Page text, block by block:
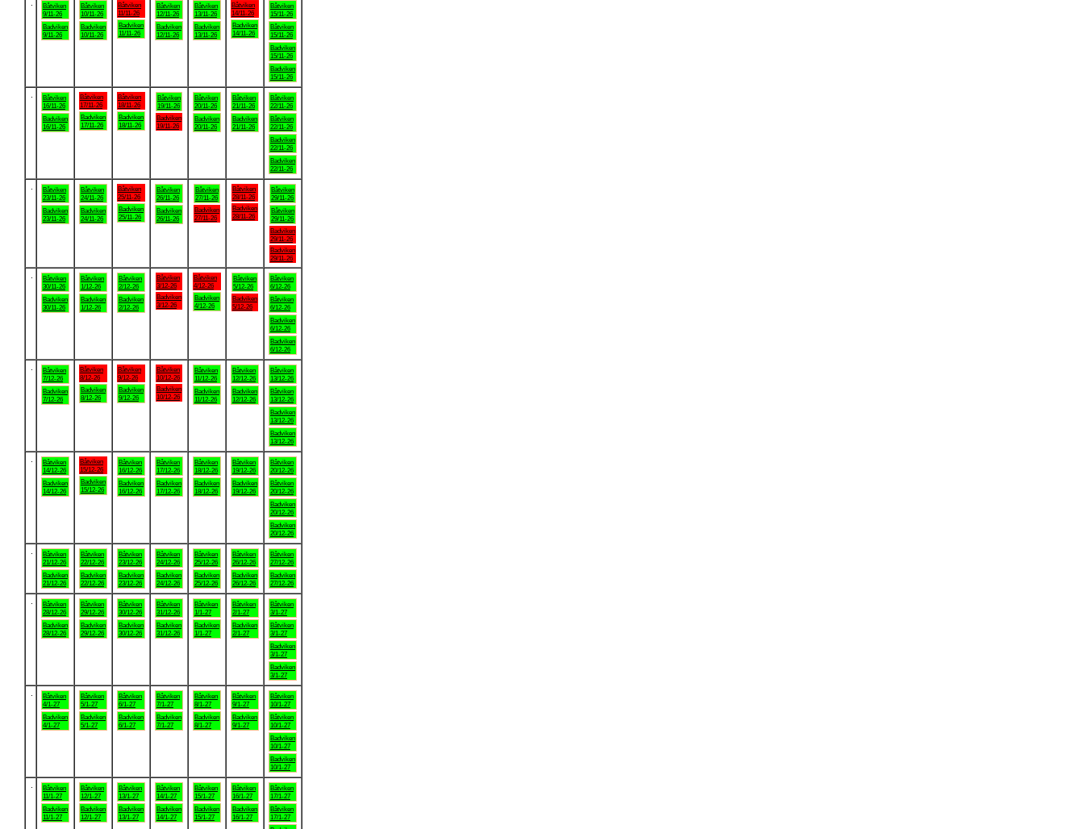
Båtviken
9/11-26
Badviken
9/11-26
Båtviken
10/11-26
Badviken
10/11-26
Båtviken
11/11-26
Badviken
11/11-26
Båtviken
12/11-26
Badviken
12/11-26
Båtviken
13/11-26
Badviken
13/11-26
Båtviken
14/11-26
Badviken
14/11-26
Båtviken
15/11-26
Båtviken
15/11-26
Badviken
15/11-26
Badviken
15/11-26
Båtviken
16/11-26
Badviken
16/11-26
Båtviken
17/11-26
Badviken
17/11-26
Båtviken
18/11-26
Badviken
18/11-26
Båtviken
19/11-26
Badviken
19/11-26
Båtviken
20/11-26
Badviken
20/11-26
Båtviken
21/11-26
Badviken
21/11-26
Båtviken
22/11-26
Båtviken
22/11-26
Badviken
22/11-26
Badviken
22/11-26
Båtviken
23/11-26
Badviken
23/11-26
Båtviken
24/11-26
Badviken
24/11-26
Båtviken
25/11-26
Badviken
25/11-26
Båtviken
26/11-26
Badviken
26/11-26
Båtviken
27/11-26
Badviken
27/11-26
Båtviken
28/11-26
Badviken
28/11-26
Båtviken
29/11-26
Båtviken
29/11-26
Badviken
29/11-26
Badviken
29/11-26
Båtviken
30/11-26
Badviken
30/11-26
Båtviken
1/12-26
Badviken
1/12-26
Båtviken
2/12-26
Badviken
2/12-26
Båtviken
3/12-26
Badviken
3/12-26
Båtviken
4/12-26
Badviken
4/12-26
Båtviken
5/12-26
Badviken
5/12-26
Båtviken
6/12-26
Båtviken
6/12-26
Badviken
6/12-26
Badviken
6/12-26
Båtviken
7/12-26
Badviken
7/12-26
Båtviken
8/12-26
Badviken
8/12-26
Båtviken
9/12-26
Badviken
9/12-26
Båtviken
10/12-26
Badviken
10/12-26
Båtviken
11/12-26
Badviken
11/12-26
Båtviken
12/12-26
Badviken
12/12-26
Båtviken
13/12-26
Båtviken
13/12-26
Badviken
13/12-26
Badviken
13/12-26
Båtviken
14/12-26
Badviken
14/12-26
Båtviken
15/12-26
Badviken
15/12-26
Båtviken
16/12-26
Badviken
16/12-26
Båtviken
17/12-26
Badviken
17/12-26
Båtviken
18/12-26
Badviken
18/12-26
Båtviken
19/12-26
Badviken
19/12-26
Båtviken
20/12-26
Båtviken
20/12-26
Badviken
20/12-26
Badviken
20/12-26
Båtviken
21/12-26
Badviken
21/12-26
Båtviken
22/12-26
Badviken
22/12-26
Båtviken
23/12-26
Badviken
23/12-26
Båtviken
24/12-26
Badviken
24/12-26
Båtviken
25/12-26
Badviken
25/12-26
Båtviken
26/12-26
Badviken
26/12-26
Båtviken
27/12-26
Badviken
27/12-26
Båtviken
28/12-26
Badviken
28/12-26
Båtviken
29/12-26
Badviken
29/12-26
Båtviken
30/12-26
Badviken
30/12-26
Båtviken
31/12-26
Badviken
31/12-26
Båtviken
1/1-27
Badviken
1/1-27
Båtviken
2/1-27
Badviken
2/1-27
Båtviken
3/1-27
Båtviken
3/1-27
Badviken
3/1-27
Badviken
3/1-27
Båtviken
4/1-27
Badviken
4/1-27
Båtviken
5/1-27
Badviken
5/1-27
Båtviken
6/1-27
Badviken
6/1-27
Båtviken
7/1-27
Badviken
7/1-27
Båtviken
8/1-27
Badviken
8/1-27
Båtviken
9/1-27
Badviken
9/1-27
Båtviken
10/1-27
Båtviken
10/1-27
Badviken
10/1-27
Badviken
10/1-27
Båtviken
11/1-27
Badviken
11/1-27
Båtviken
12/1-27
Badviken
12/1-27
Båtviken
13/1-27
Badviken
13/1-27
Båtviken
14/1-27
Badviken
14/1-27
Båtviken
15/1-27
Badviken
15/1-27
Båtviken
16/1-27
Badviken
16/1-27
Båtviken
17/1-27
Båtviken
17/1-27